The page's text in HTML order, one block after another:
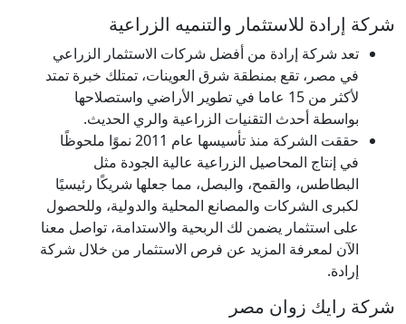
شركة إرادة للاستثمار والتنميه الزراعية
تعد شركة إرادة من أفضل شركات الاستثمار الزراعي
في مصر، تقع بمنطقة شرق العوينات، تمتلك خبرة تمتد
لأكثر من 15 عاما في تطوير الأراضي واستصلاحها
بواسطة أحدث التقنيات الزراعية والري الحديث.
حققت الشركة منذ تأسيسها عام 2011 نموًا ملحوظًا
في إنتاج المحاصيل الزراعية عالية الجودة مثل
البطاطس، والقمح، والبصل، مما جعلها شريكًا رئيسيًا
لكبرى الشركات والمصانع المحلية والدولية، وللحصول
على استثمار يضمن لك الربحية والاستدامة، تواصل معنا
الآن لمعرفة المزيد عن فرص الاستثمار من خلال شركة
إرادة.
شركة رايك زوان مصر